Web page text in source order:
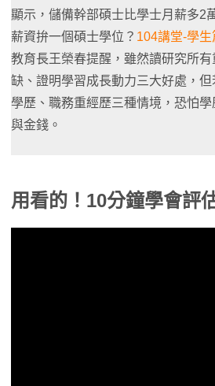
顯示，儲備幹部碩士比學士月薪多2
薪資拚一個碩士學位？ 104講堂-學生
教育長王榮春提醒，雖然讀研究所
缺、證明學習成長動力三大好處，
學歷、職務重經歷三種情境，恐怕
與金錢。
用看的！10分鐘學會評